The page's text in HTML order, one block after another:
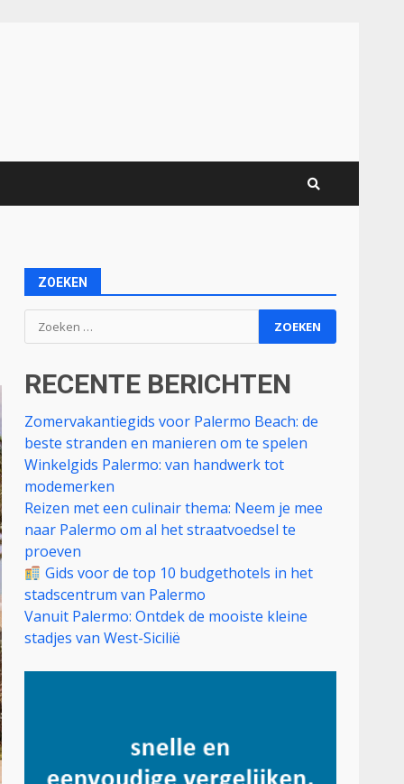
ZOEKEN
Zoeken
naar:
RECENTE BERICHTEN
Zomervakantiegids voor Palermo Beach: de
beste stranden en manieren om te spelen
Winkelgids Palermo: van handwerk tot
modemerken
Reizen met een culinair thema: Neem je mee
naar Palermo om al het straatvoedsel te
proeven
Gids voor de top 10 budgethotels in het
stadscentrum van Palermo
Vanuit Palermo: Ontdek de mooiste kleine
stadjes van West-Sicilië